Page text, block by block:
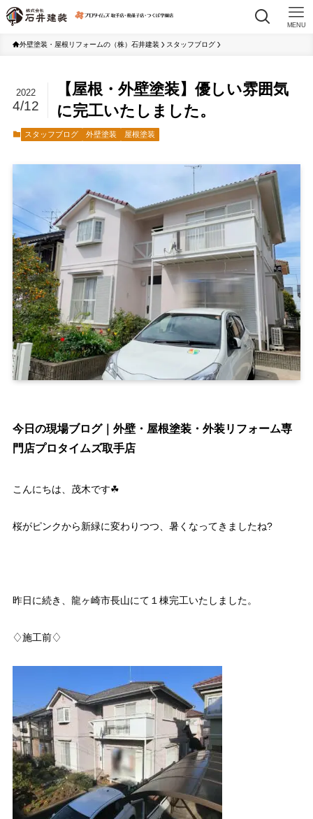
MENU
外壁塗装・屋根リフォームの（株）石井建装 スタッフブログ
【屋根・外壁塗装】優しい雰囲気
に完工いたしました。
2022
4/12
スタッフブログ 外壁塗装 屋根塗装
今日の現場ブログ｜外壁・屋根塗装・外装リフォーム専
門店プロタイムズ取手店
こんにちは、茂木です☘
桜がピンクから新緑に変わりつつ、暑くなってきましたね?
昨日に続き、龍ヶ崎市長山にて１棟完工いたしました。
♢施工前♢